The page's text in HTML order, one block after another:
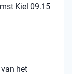
Kiel 09.15
het